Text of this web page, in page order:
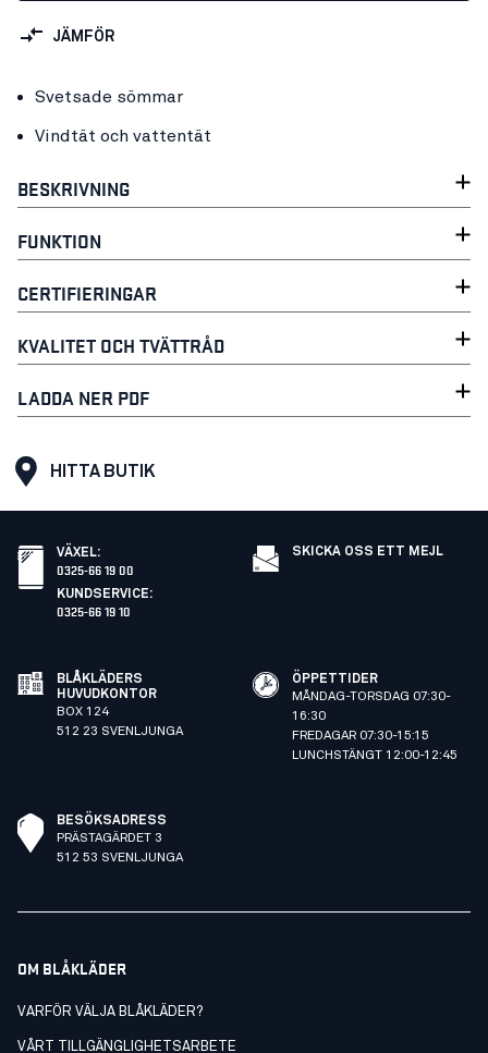
JÄMFÖR
Svetsade sömmar
Vindtät och vattentät
BESKRIVNING
FUNKTION
CERTIFIERINGAR
KVALITET OCH TVÄTTRÅD
LADDA NER PDF
HITTA BUTIK
VÄXEL:
0325-66 19 00
KUNDSERVICE:
0325-66 19 10
SKICKA OSS ETT MEJL
BLÅKLÄDERS
HUVUDKONTOR
BOX 124
512 23 SVENLJUNGA
ÖPPETTIDER
MÅNDAG-TORSDAG 07:30-
16:30
FREDAGAR 07:30-15:15
LUNCHSTÄNGT 12:00-12:45
BESÖKSADRESS
PRÄSTAGÄRDET 3
512 53 SVENLJUNGA
OM BLÅKLÄDER
VARFÖR VÄLJA BLÅKLÄDER?
VÅRT TILLGÄNGLIGHETSARBETE